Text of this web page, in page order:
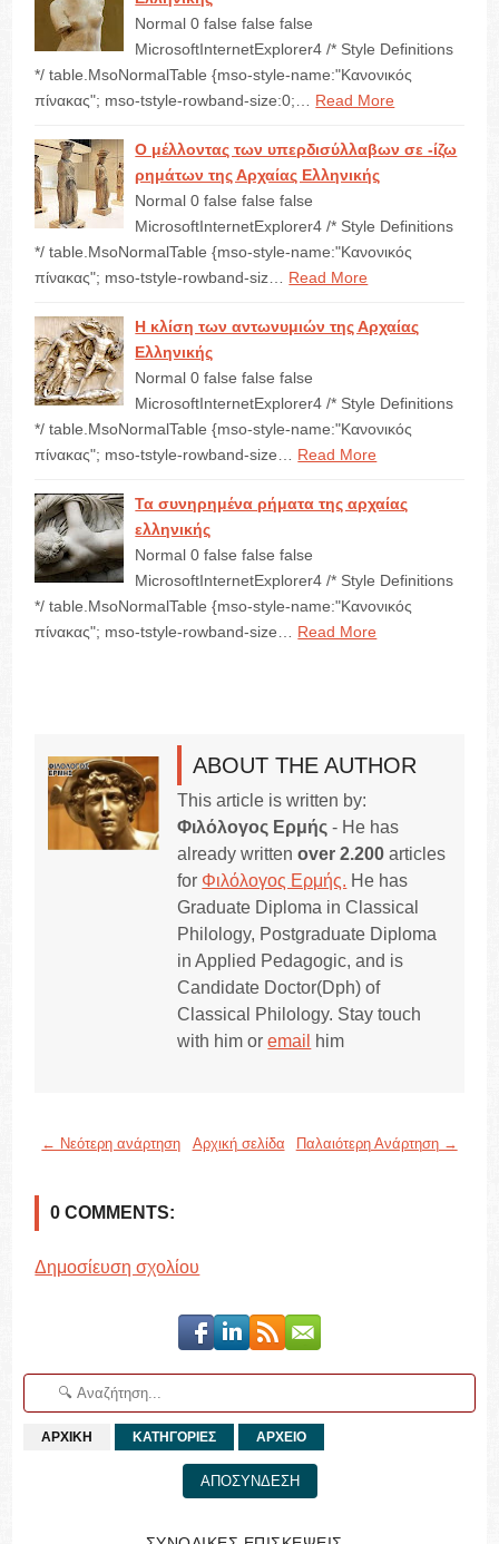
Normal 0 false false false
MicrosoftInternetExplorer4 /* Style Definitions
*/ table.MsoNormalTable {mso-style-name:"Κανονικός
πίνακας"; mso-tstyle-rowband-size:0;…
Read More
Ο μέλλοντας των υπερδισύλλαβων σε -ίζω
ρημάτων της Αρχαίας Ελληνικής
Normal 0 false false false
MicrosoftInternetExplorer4 /* Style Definitions
*/ table.MsoNormalTable {mso-style-name:"Κανονικός
πίνακας"; mso-tstyle-rowband-siz…
Read More
Η κλίση των αντωνυμιών της Αρχαίας
Ελληνικής
Normal 0 false false false
MicrosoftInternetExplorer4 /* Style Definitions
*/ table.MsoNormalTable {mso-style-name:"Κανονικός
πίνακας"; mso-tstyle-rowband-size…
Read More
Τα συνηρημένα ρήματα της αρχαίας
ελληνικής
Normal 0 false false false
MicrosoftInternetExplorer4 /* Style Definitions
*/ table.MsoNormalTable {mso-style-name:"Κανονικός
πίνακας"; mso-tstyle-rowband-size…
Read More
ABOUT THE AUTHOR
This article is written by:
Φιλόλογος Ερμής - He has
already writtenover 2.200 articles
for Φιλόλογος Ερμής. He has
Graduate Diploma in Classical
Philology, Postgraduate Diploma
in Applied Pedagogic, and is
Candidate Doctor(Dph) of
Classical Philology. Stay touch
with him oremail him
← Νεότερη ανάρτηση Παλαιότερη Ανάρτηση →
Αρχική σελίδα
0 COMMENTS:
Δημοσίευση σχολίου
ΑΡΧΙΚΗ ΚΑΤΗΓΟΡΙΕΣ ΑΡΧΕΙΟ
ΑΠΟΣΥΝΔΕΣΗ